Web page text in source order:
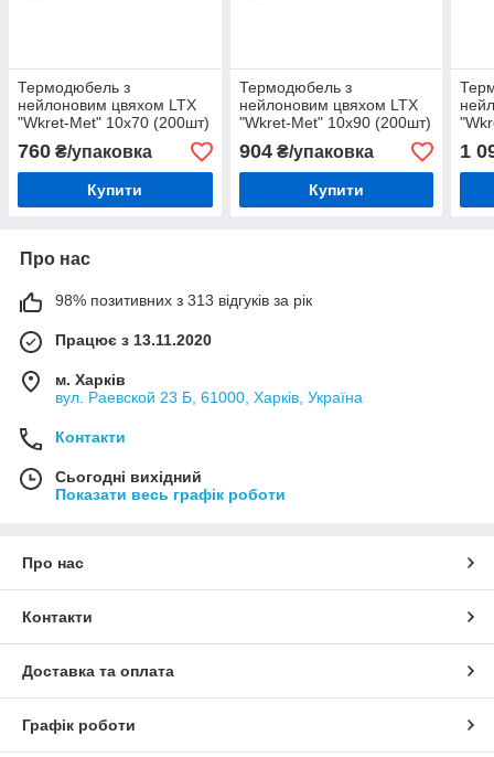
Термодюбель з
нейлоновим цвяхом LTX
"Wkret-Met" 10х70 (200шт)
760 ₴/упаковка
Купити
Термодюбель з
нейлоновим цвяхом LTX
"Wkret-Met" 10х90 (200шт)
904₴/упаковка
Купити
1
Про нас
98% позитивних з 313 відгуків за рік
Працює з 13.11.2020
м. Харків
вул. Раевской 23 Б, 61000, Харків, Україна
Контакти
Сьогодні вихідний
Показати весь графік роботи
Про нас
Контакти
Доставка та оплата
Графік роботи